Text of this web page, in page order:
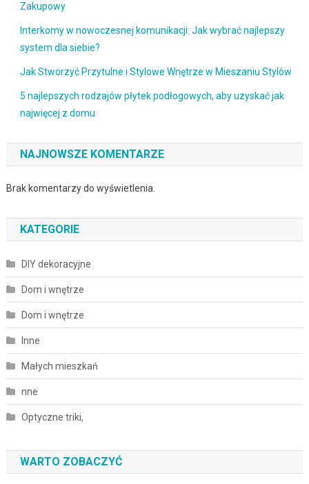
Zakupowy
Interkomy w nowoczesnej komunikacji: Jak wybrać najlepszy
system dla siebie?
Jak Stworzyć Przytulne i Stylowe Wnętrze w Mieszaniu Stylów
5 najlepszych rodzajów płytek podłogowych, aby uzyskać jak
najwięcej z domu
NAJNOWSZE KOMENTARZE
Brak komentarzy do wyświetlenia.
KATEGORIE
DIY dekoracyjne
Dom i wnętrze
Dom i wnętrze
Inne
Małych mieszkań
nne
Optyczne triki,
WARTO ZOBACZYĆ